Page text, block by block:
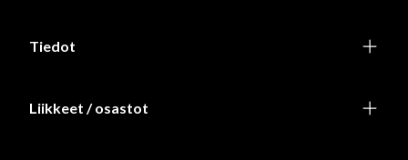
Tiedot
Liikkeet / osastot